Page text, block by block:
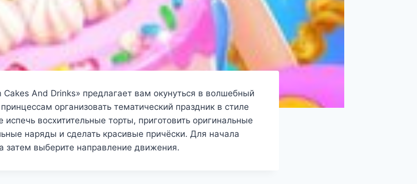
Cakes And Drinks» предлагает вам окунуться в волшебный
организовать тематический праздник в стиле
восхитительные торты, приготовить оригинальные
наряды и сделать красивые причёски. Для начала
затем выберите направление движения.